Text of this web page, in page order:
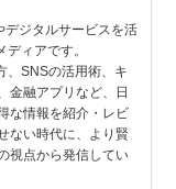
デジタルサービスを活
ィアです。
、SNSの活用術、キ
金融アプリなど、日
な情報を紹介・レビ
ない時代に、より賢
視点から発信してい